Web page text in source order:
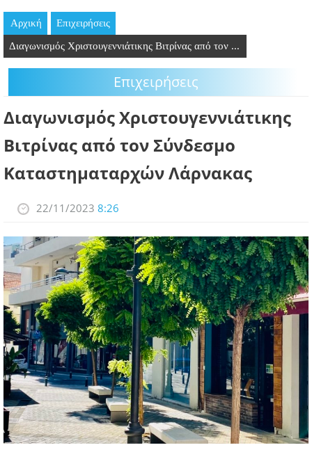
ΘΕΣΕΙΣ ΕΡΓΑΣΙΑΣ
PODCAST
ΛΑΡΝΑΚΑ 2030
ΣΥΝΔΕΣΜΟΙ
ΠΕΡΙΣΣΟΤΕΡΑ
Αρχική Επιχειρήσεις
Διαγωνισμός Χριστουγεννιάτικης Βιτρίνας από τον ...
Επιχειρήσεις
Διαγωνισμός Χριστουγεννιάτικης
Βιτρίνας από τον Σύνδεσμο
Καταστηματαρχών Λάρνακας
22/11/2023 8:26